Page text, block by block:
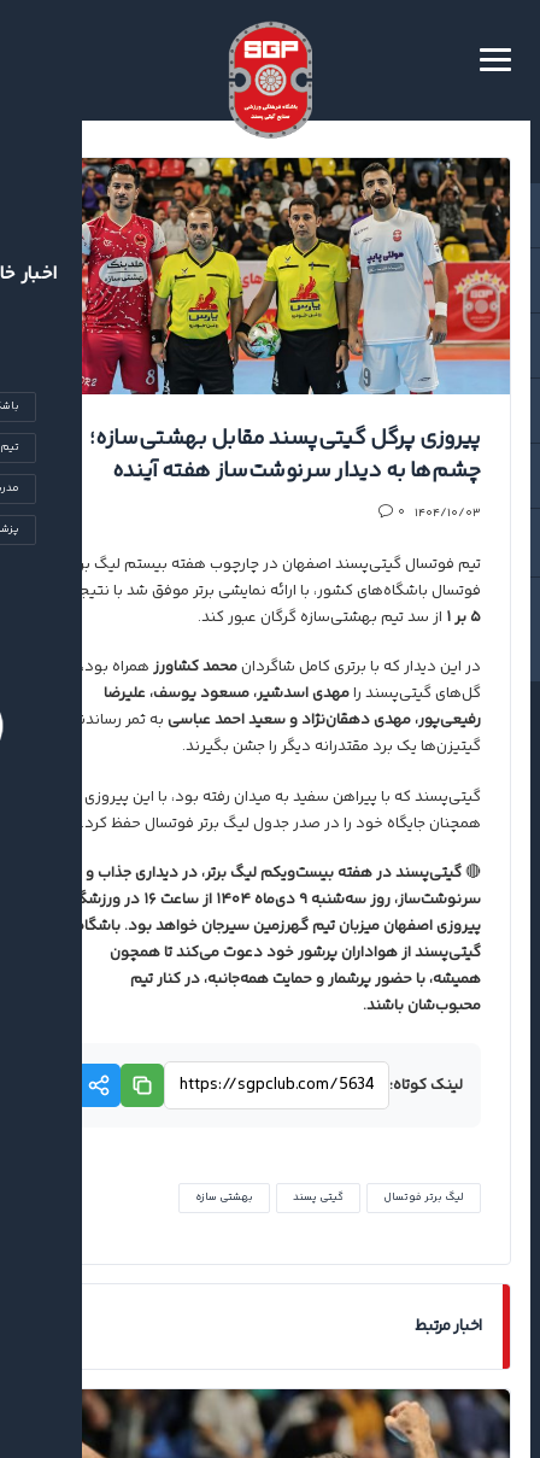
اخبار
پیروزی پرگل گیتی‌پسند مقابل بهشتی‌سازه؛
چشم‌ها به دیدار سرنوشت‌ساز هفته آینده
۱۴۰۴/۱۰/۰۳ ۰
تیم فوتسال گیتی‌پسند اصفهان در چارچوب هفته بیستم لیگ برتر
فوتسال باشگاه‌های کشور، با ارائه نمایشی برتر موفق شد با نتیجه
۵ بر ۱
از سد تیم بهشتی‌سازه گرگان عبور کند.
در این دیدار که با برتری کامل شاگردانمحمد کشاورز همراه بود،
گل‌های گیتی‌پسند رامهدی اسدشیر، مسعود یوسف، علیرضا
رفیعی‌پور، مهدی دهقان‌نژاد و سعید احمد عباسی به ثمر رساندند تا
گیتیزن‌ها یک برد مقتدرانه دیگر را جشن بگیرند.
گیتی‌پسند که با پیراهن سفید به میدان رفته بود، با این پیروزی
همچنان جایگاه خود را در صدر جدول لیگ برتر فوتسال حفظ کرد.
🔴گیتی‌پسند در هفته بیست‌ویکم لیگ برتر، در دیداری جذاب و
سرنوشت‌ساز، روز سه‌شنبه ۹ دی‌ماه ۱۴۰۴ از ساعت ۱۶ در ورزشگاه
پیروزی اصفهان میزبان تیم گهرزمین سیرجان خواهد بود. باشگاه
گیتی‌پسند از هواداران پرشور خود دعوت می‌کند تا همچون
همیشه، با حضور پرشمار و حمایت همه‌جانبه، در کنار تیم
محبوب‌شان باشند.
لینک کوتاه:
لیگ برتر فوتسال گیتی پسند بهشتی سازه
اخبار مرتبط